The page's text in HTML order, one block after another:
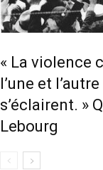
« La violence
l’une et
s’éclairent. »
Lebourg